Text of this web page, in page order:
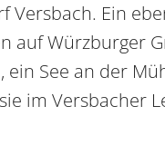
Versbach. Ein
auf Würzburger
ein See an der
im Versbacher